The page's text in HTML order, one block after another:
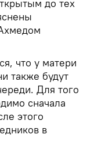
до тех
что у матери
также будут
Для того
сначала
этого
в